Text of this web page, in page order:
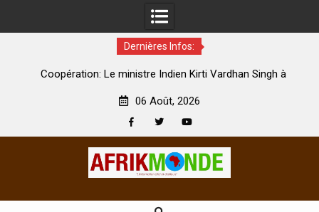
Dernières Infos:
Coopération: Le ministre Indien Kirti Vardhan Singh à
06 Août, 2026